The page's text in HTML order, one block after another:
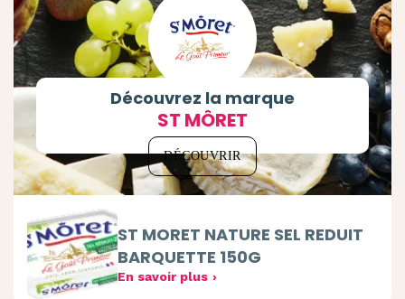
Découvrez la marque
ST MÔRET
DÉCOUVRIR
ST MORET NATURE SEL REDUIT
BARQUETTE 150G
En savoir plus